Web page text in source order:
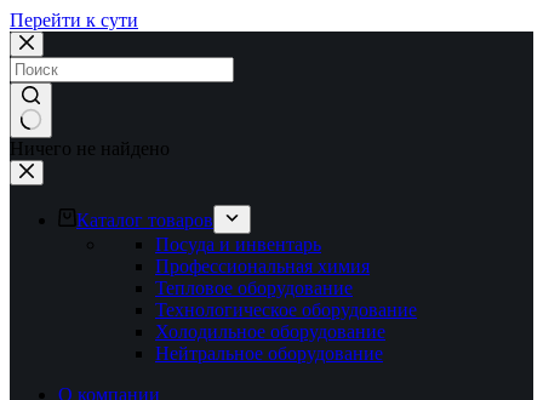
Перейти к сути
Ничего не найдено
Каталог товаров
Посуда и инвентарь
Профессиональная химия
Тепловое оборудование
Технологическое оборудование
Холодильное оборудование
Нейтральное оборудование
О компании